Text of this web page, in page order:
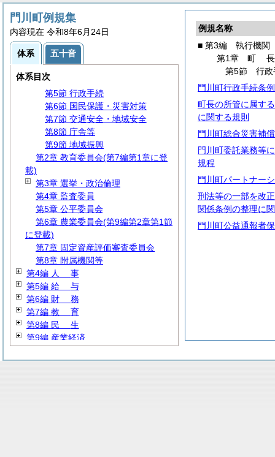
例規名称
■ 第3編 執行機関
第1章 町長
第5節 行政
門川町行政手続条例
町長の所管に属す
に関する規則
門川町総合災害補
門川町委託業務等
規程
門川町パートナー
刑法等の一部を改
関係条例の整理に
門川町公益通報者
門川町例規集
内容現在 令和8年6月24日
体系 五十音
体系目次
第2編議会
第3編 執行機関
第1章町長
第1節 事務分掌
第2節 代理・代決等
第3節 文書・公印・広報・統計
第4節 情報の公開・保護等
第5節 行政手続
第6節 国民保護・災害対策
第7節 交通安全・地域安全
第8節 庁舎等
第9節 地域振興
第2章 教育委員会(第7編第1章に登
載)
第3章 選挙・政治倫理
第4章 監査委員
第5章 公平委員会
第6章 農業委員会(第9編第2章第1節
に登載)
第7章 固定資産評価審査委員会
第8章 附属機関等
第4編 人 事
第5編 給 与
第6編 財 務
第7編 教 育
第8編 民 生
第9編 産業経済
第11編 公営企業